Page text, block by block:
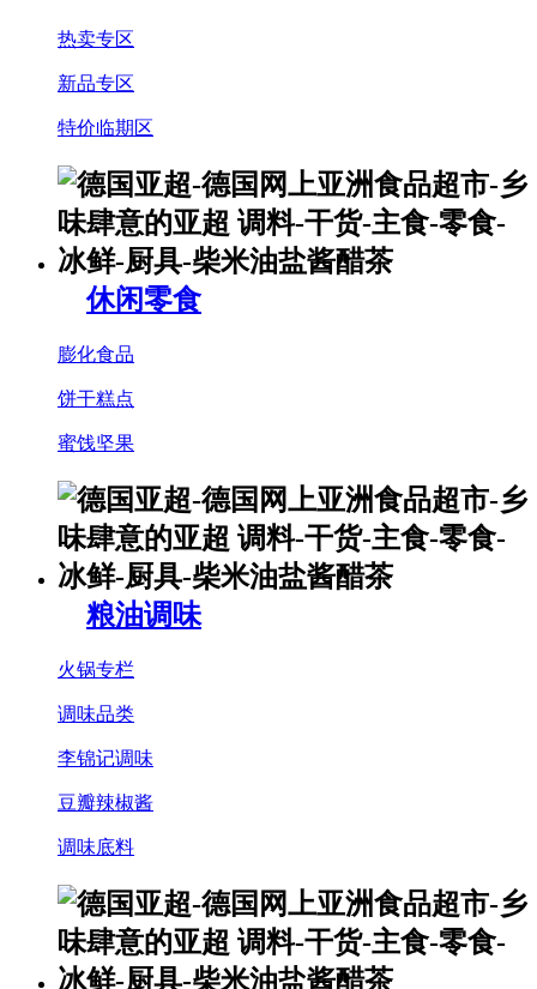
热卖专区
新品专区
特价临期区
休闲零食
膨化食品
饼干糕点
蜜饯坚果
粮油调味
火锅专栏
调味品类
李锦记调味
豆瓣辣椒酱
调味底料